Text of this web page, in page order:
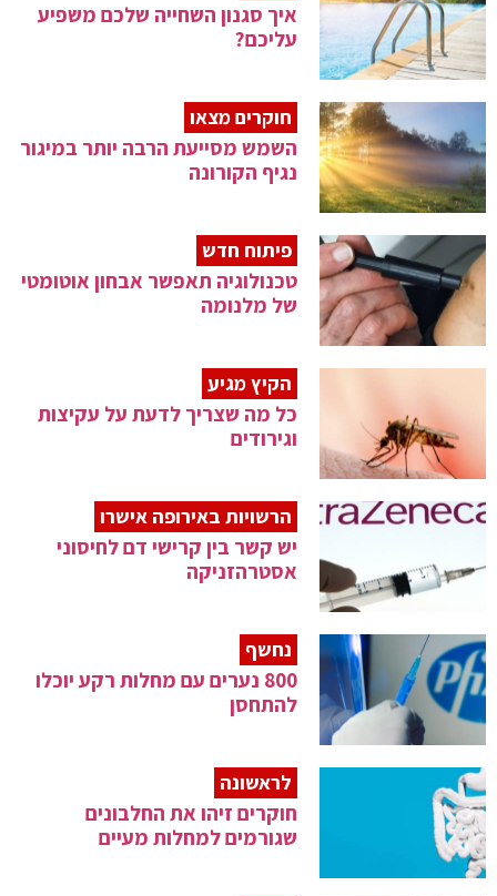
איך סגנון השחייה שלכם משפיע
עליכם?
חוקרים מצאו
השמש מסייעת הרבה יותר במיגור
נגיף הקורונה
פיתוח חדש
טכנולוגיה תאפשר אבחון אוטומטי
של מלנומה
הקיץ מגיע
כל מה שצריך לדעת על עקיצות
וגירודים
הרשויות באירופה אישרו
יש קשר בין קרישי דם לחיסוני
אסטרהזניקה
נחשף
800 נערים עם מחלות רקע יוכלו
להתחסן
לראשונה
חוקרים זיהו את החלבונים
שגורמים למחלות מעיים